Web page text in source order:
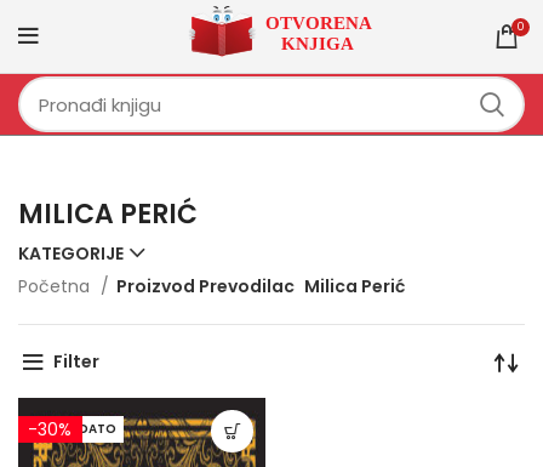
0
MILICA PERIĆ
KATEGORIJE
Početna
Proizvod Prevodilac Milica Perić
Filter
RASPRODATO
-30%